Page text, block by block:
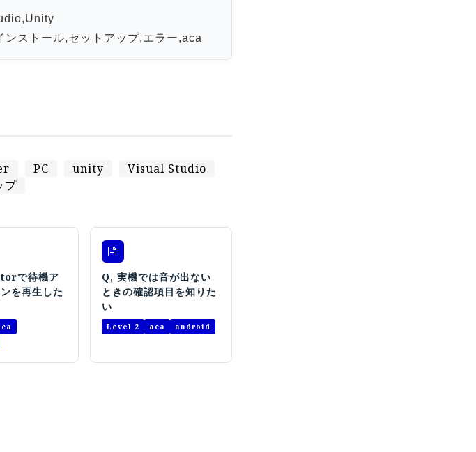
ストール,セットアップ,エラー,aca
PC unity
Visual Studio
プ
で待機ア
を再生した
Q, 実機では音が出ない
ときの確認項目を知りた
い
Level 2 aca android